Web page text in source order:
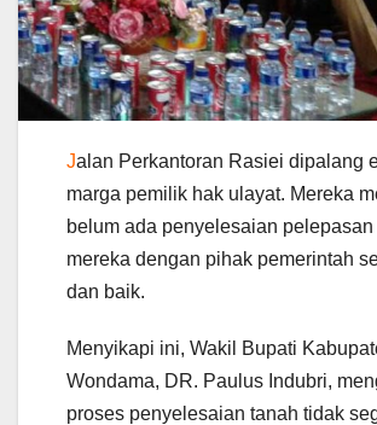
Jalan Perkantoran Rasiei dipalang
marga pemilik hak ulayat. Mereka
belum ada penyelesaian pelepasan
mereka dengan pihak pemerintah
dan baik.
Menyikapi ini, Wakil Bupati
Wondama, DR. Paulus Indubri,
proses penyelesaian tanah tidak